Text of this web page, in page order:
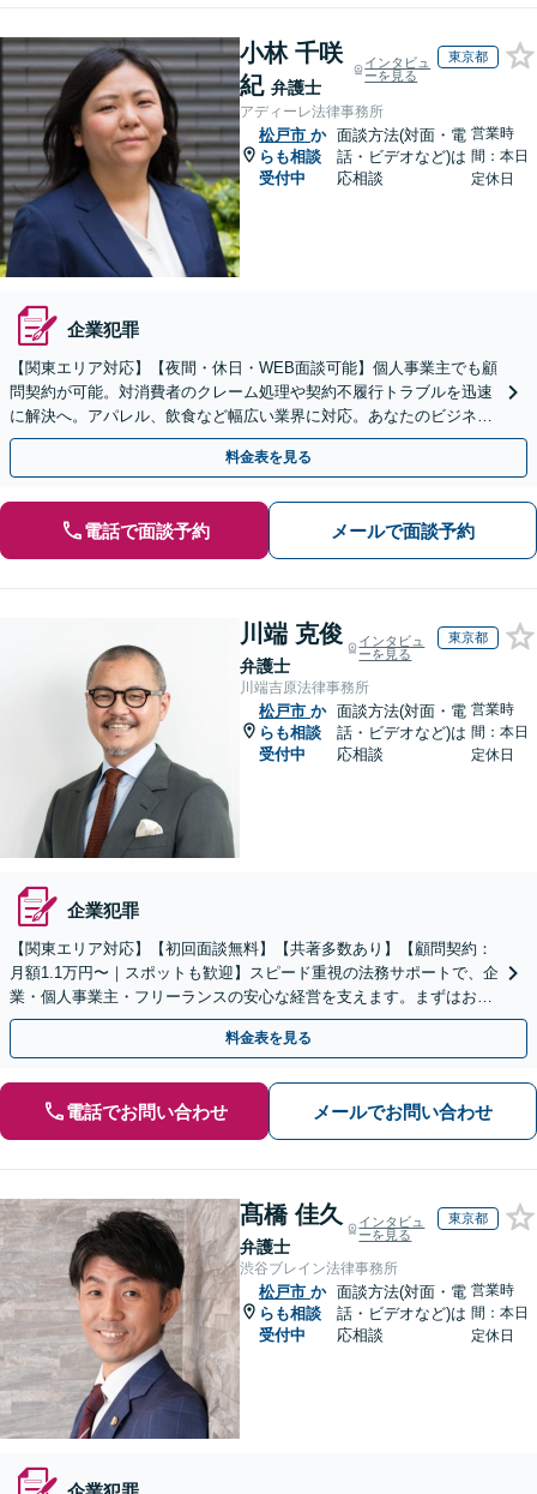
小林 千咲
紀 弁護士
インタビュ
ーを見る
東京都
アディーレ法律事務所
松戸市 か
らも相談
受付中
面談方法(対面・電
話・ビデオなど)は
応相談
営業時
間：本日
定休日
企業犯罪
【関東エリア対応】【夜間・休日・WEB面談可能】個人事業主でも顧
問契約が可能。対消費者のクレーム処理や契約不履行トラブルを迅速
に解決へ。アパレル、飲食など幅広い業界に対応。あなたのビジネス
の法的基盤を強固にサポートします。
料金表を見る
電話で面談予約 メールで面談予約
川端 克俊
弁護士
インタビュ
ーを見る
東京都
川端吉原法律事務所
松戸市 か
らも相談
受付中
面談方法(対面・電
話・ビデオなど)は
応相談
営業時
間：本日
定休日
企業犯罪
【関東エリア対応】【初回面談無料】【共著多数あり】【顧問契約：
月額1.1万円〜｜スポットも歓迎】スピード重視の法務サポートで、企
業・個人事業主・フリーランスの安心な経営を支えます。まずはお気
軽にご相談ください【秘密厳守】【休日・夜間相談可】
料金表を見る
電話でお問い合わせ メールでお問い合わせ
髙橋 佳久
弁護士
インタビュ
ーを見る
東京都
渋谷ブレイン法律事務所
松戸市 か
らも相談
受付中
面談方法(対面・電
話・ビデオなど)は
応相談
営業時
間：本日
定休日